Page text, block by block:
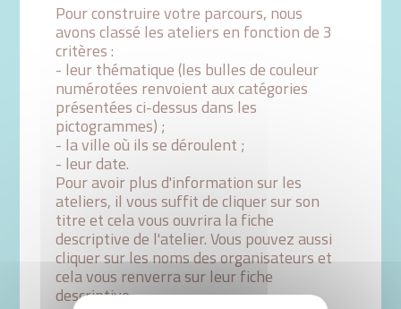
Pour construire votre parcours, nous
avons classé les ateliers en fonction de 3
critères :
- leur thématique (les bulles de couleur
numérotées renvoient aux catégories
présentées ci-dessus dans les
pictogrammes) ;
- la ville où ils se déroulent ;
- leur date.
Pour avoir plus d'information sur les
ateliers, il vous suffit de cliquer sur son
titre et cela vous ouvrira la fiche
descriptive de l'atelier. Vous pouvez aussi
cliquer sur les noms des organisateurs et
cela vous renverra sur leur fiche
descriptive.